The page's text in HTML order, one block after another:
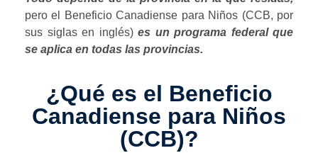
pero el Beneficio Canadiense para Niños (CCB, por
sus siglas en inglés) es un programa federal que
se aplica en todas las provincias.
¿Qué es el Beneficio
Canadiense para Niños
(CCB)?